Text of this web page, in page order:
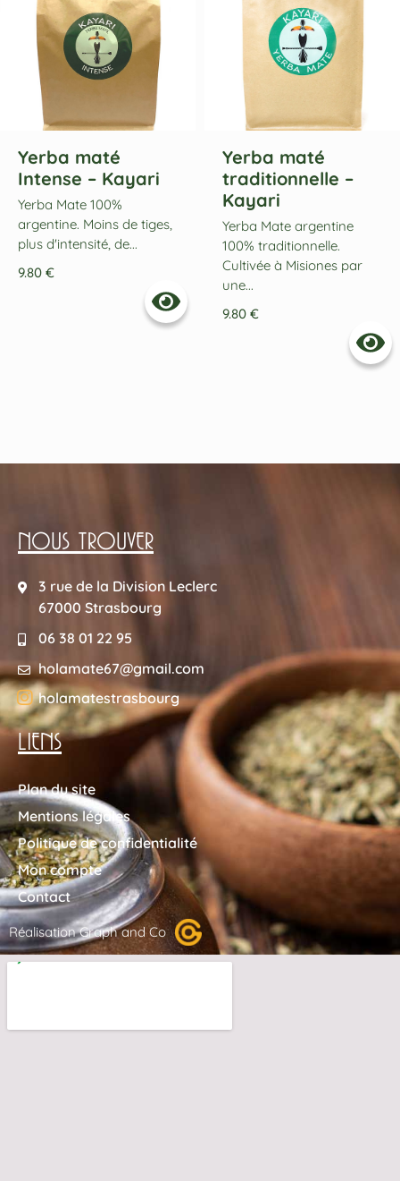
Yerba maté
Intense – Kayari
Yerba Mate 100%
argentine. Moins de tiges,
plus d'intensité, de...
9.80 €
Yerba maté
traditionnelle –
Kayari
Yerba Mate argentine
100% traditionnelle.
Cultivée à Misiones par
une...
9.80 €
NOUS TROUVER
3 rue de la Division Leclerc
67000 Strasbourg
06 38 01 22 95
holamate67@gmail.com
holamatestrasbourg
LIENS
Plan du site
Mentions légales
Politique de confidentialité
Mon compte
Contact
Réalisation Graph and Co